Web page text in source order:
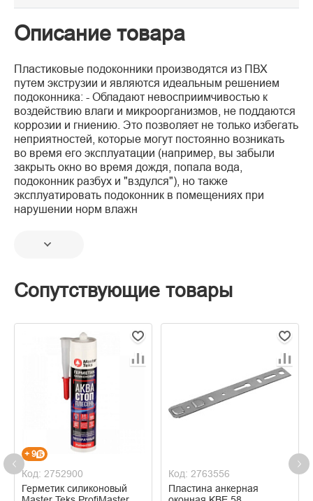
Описание товара
Пластиковые подоконники производятся из ПВХ
путем экструзии и являются идеальным решением
подоконника: - Обладают невосприимчивостью к
воздействию влаги и микроорганизмов, не поддаются
коррозии и гниению. Это позволяет не только избегать
неприятностей, которые могут постоянно возникать
во время его эксплуатации (например, вы забыли
закрыть окно во время дождя, попала вода,
подоконник разбух и "вздулся"), но также
эксплуатировать подоконник в помещениях при
нарушении норм влажн
Сопутствующие товары
+ 9
Код: 2752900
Герметик силиконовый
Код: 2763556
Пластина анкерная